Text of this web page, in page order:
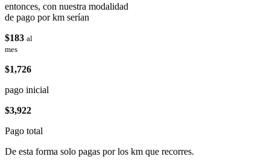
entonces, con nuestra modalidad
de pago por km serían
$183 al
mes
$1,726
pago inicial
$3,922
Pago total
De esta forma solo pagas por los km que recorres.